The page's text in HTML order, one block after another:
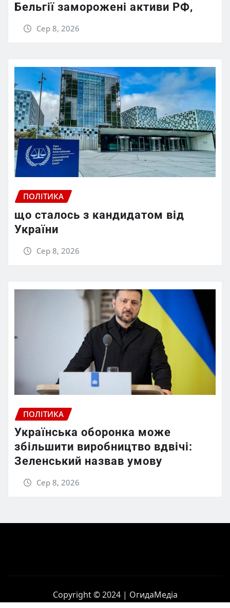
Бельгії заморожені активи РФ,
Сер 8, 2026
ПОЛІТИКА
що сталось з кандидатом від
України
Сер 8, 2026
ПОЛІТИКА
Українська оборонка може
збільшити виробництво вдвічі:
Зеленський назвав умову
Сер 8, 2026
Copyright © 2024 | ОгидаМедіа